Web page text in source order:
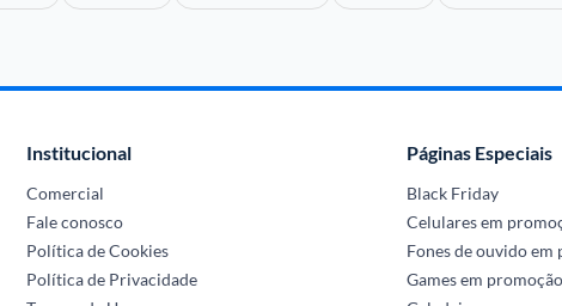
Institucional
Comercial
Fale conosco
Política de Cookies
Política de Privacidade
Páginas Especiais
Black Friday
Celulares em
Fones de ouvido em
Games em promoção